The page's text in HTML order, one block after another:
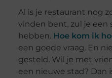
Al is je restaurant nog
vinden bent, zul je
hebben. Hoe kom ik
een goede vraag. En
gesteld. Wil je met
een nieuwe stad? Dan